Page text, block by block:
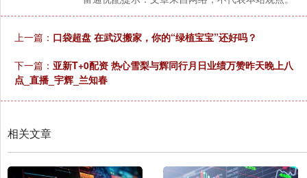
上一篇： 口袋超盘 在武汉搬家，你的“绿植宝宝”还好吗？
下一篇： 亚新T+0配资 热心雪梨与辉同行月日业绩万赞昨天晚上八
点_直播_宇辉_兰知春
相关文章